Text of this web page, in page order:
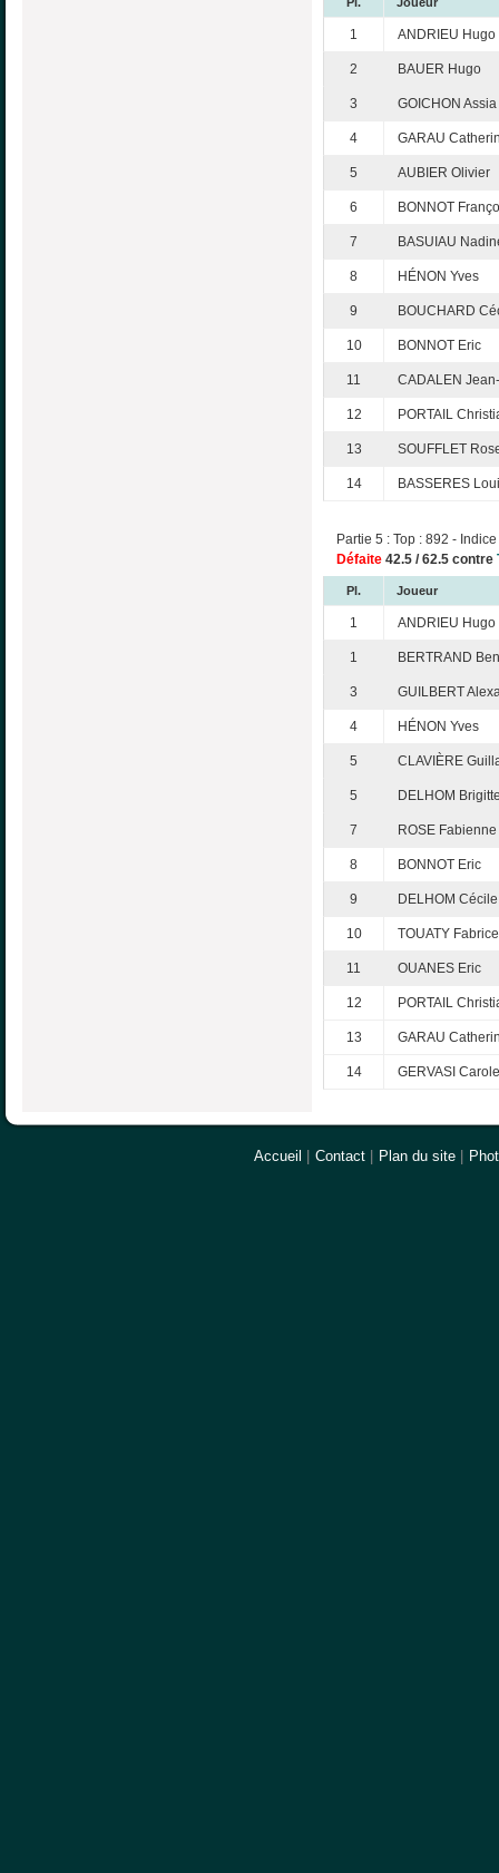
1 ANDRIEU Hugo
2 BAUER Hugo
3 GOICHON Assia
4 GARAU
5 AUBIER Olivier
6 BONNOT
7 BASUIAU
8 HÉNON Yves
9 BOUCHARD
10 BONNOT Eric
11 CADALEN
12 PORTAIL
13 SOUFFLET
14 BASSERES
Partie 5 : Top : 892 -
Défaite 42.5 / 62.5 contre
Pl. Joueur
1 ANDRIEU Hugo
1 BERTRAND
3 GUILBERT
4 HÉNON Yves
5 CLAVIÈRE
5 DELHOM
7 ROSE Fabienne
8 BONNOT Eric
9 DELHOM Cécile
10 TOUATY Fabrice
11 OUANES Eric
12 PORTAIL
13 GARAU
14 GERVASI Carole
Accueil Contact Plan du site